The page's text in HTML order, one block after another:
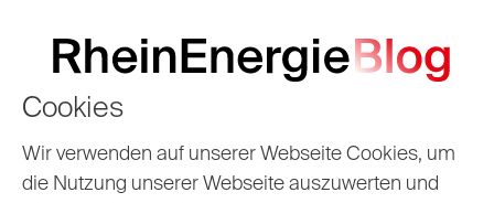
Cookies
Wir verwenden auf unserer Webseite Cookies, um
die Nutzung unserer Webseite auszuwerten und